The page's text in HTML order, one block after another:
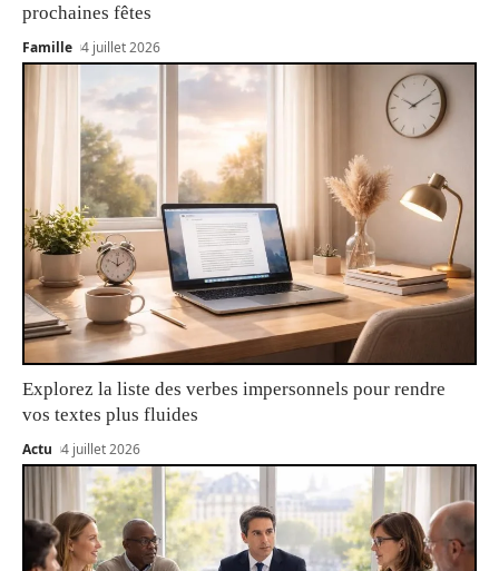
prochaines fêtes
Famille 4 juillet 2026
Explorez la liste des verbes impersonnels pour rendre
vos textes plus fluides
Actu 4 juillet 2026